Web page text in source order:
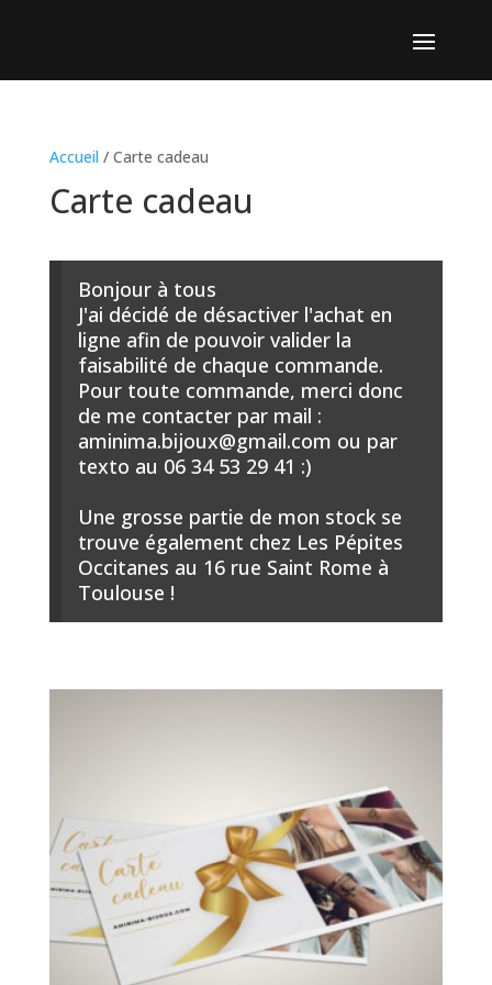
Accueil / Carte cadeau
Carte cadeau
Bonjour à tous
J'ai décidé de désactiver l'achat en
ligne afin de pouvoir valider la
faisabilité de chaque commande.
Pour toute commande, merci donc
de me contacter par mail :
aminima.bijoux@gmail.com ou par
texto au 06 34 53 29 41 :)
Une grosse partie de mon stock se
trouve également chez Les Pépites
Occitanes au 16 rue Saint Rome à
Toulouse !